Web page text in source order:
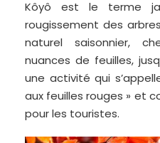
Kôyô est le terme
rougissement des
naturel saisonnier,
nuances de feuilles,
une activité qui
aux feuilles rouges » et
pour les touristes.